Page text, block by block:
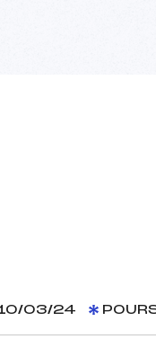
03/24